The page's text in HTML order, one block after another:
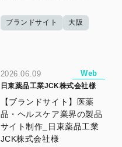
ブランドサイト 大阪
2026.06.09 Web
日東薬品工業JCK株式会社様
【ブランドサイト】医薬
品・ヘルスケア業界の製品
サイト制作_日東薬品工業
JCK株式会社様